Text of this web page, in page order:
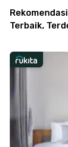
Terbaik,